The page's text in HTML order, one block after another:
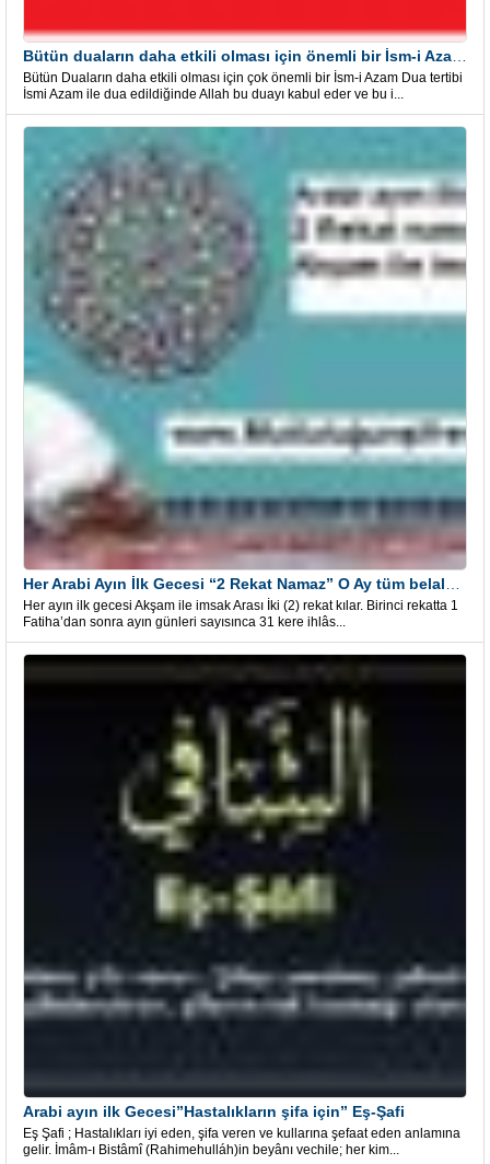
Bütün Duaların daha etkili olması için çok önemli bir İsm-i Azam Dua tertibi
İsmi Azam ile dua edildiğinde Allah bu duayı kabul eder ve bu i...
Her ayın ilk gecesi Akşam ile imsak Arası İki (2) rekat kılar. Birinci rekatta 1
Fatiha’dan sonra ayın günleri sayısınca 31 kere ihlâs...
Arabi ayın ilk Gecesi”Hastalıkların şifa için” Eş-Şafi
Eş Şafi ; Hastalıkları iyi eden, şifa veren ve kullarına şefaat eden anlamına
gelir. İmâm-ı Bistâmî (Rahimehulláh)in beyânı vechile; her kim...